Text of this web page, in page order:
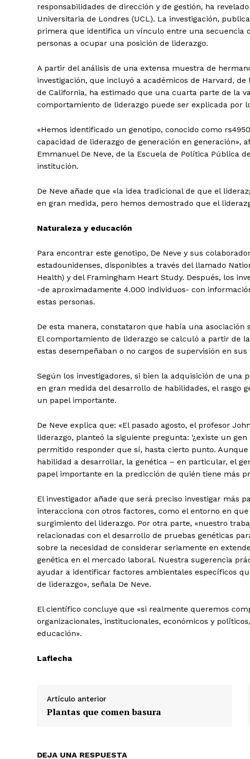
responsabilidades de dirección y de gestión, ha
Universitaria de Londres (UCL). La investigación,
primera que identifica un vínculo entre una secuencia
personas a ocupar una posición de liderazgo.
A partir del análisis de una extensa muestra de
investigación, que incluyó a académicos de Harvard,
de California, ha estimado que una cuarta parte de la
comportamiento de liderazgo puede ser explicada por
«Hemos identificado un genotipo, conocido como
capacidad de liderazgo de generación en generación»,
Emmanuel De Neve, de la Escuela de Política Pública
institución.
De Neve añade que «la idea tradicional de que el
en gran medida, pero hemos demostrado que el
Naturaleza y educación
Para encontrar este genotipo, De Neve y sus
estadounidenses, disponibles a través del llamado
Health) y del Framingham Heart Study. Después, los
-de aproximadamente 4.000 individuos- con
estas personas.
De esta manera, constataron que había una
El comportamiento de liderazgo se calculó a partir de
estas desempeñaban o no cargos de supervisión en sus
Según los investigadores, si bien la adquisición de una
en gran medida del desarrollo de habilidades, el rasgo
un papel importante.
De Neve explica que: «El pasado agosto, el profesor
liderazgo, planteó la siguiente pregunta: ‘¿existe un
permitido responder que sí, hasta cierto punto.
habilidad a desarrollar, la genética – en particular, el
papel importante en la predicción de quién tiene más
El investigador añade que será preciso investigar más
interacciona con otros factores, como el entorno en
surgimiento del liderazgo. Por otra parte, «nuestro
relacionadas con el desarrollo de pruebas genéticas
sobre la necesidad de considerar seriamente en
genética en el mercado laboral. Nuestra sugerencia
ayudar a identificar factores ambientales específicos
de liderazgo», señala De Neve.
El científico concluye que «si realmente queremos
organizacionales, institucionales, económicos y
educación».
Laflecha
Artículo anterior
Plantas que comen basura
DEJA UNA RESPUESTA